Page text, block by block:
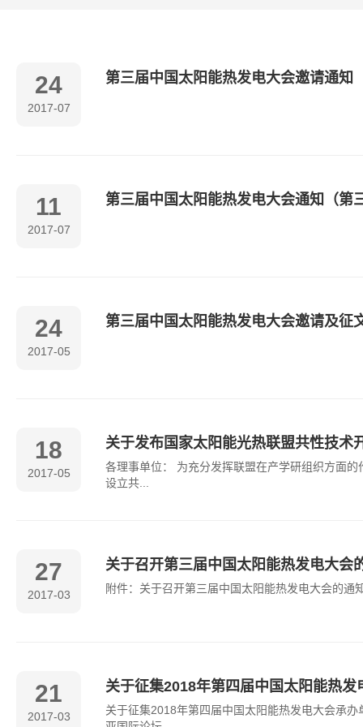
24
2017-07
第三届中国太阳能热发电大会邀请通知
11
2017-07
第三届中国太阳能热发电大会通知（第
24
2017-05
第三届中国太阳能热发电大会邀请及征
18
2017-05
关于发布国家太阳能光热联盟共性技术
各理事单位： 为充分发挥联盟在产学研组织方面
设立共...
27
2017-03
关于召开第三届中国太阳能热发电大会
附件：关于召开第三届中国太阳能热发电大会的
21
2017-03
关于征集2018年第四届中国太阳能热发
关于征集2018年第四届中国太阳能热发电大会承